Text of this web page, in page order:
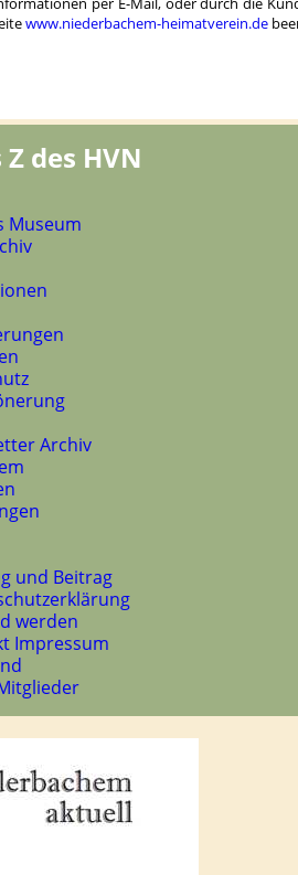
www.niederbachem-heimatverein.de
des HVN
Museum
Archiv
und Beitrag
werden
Impressum